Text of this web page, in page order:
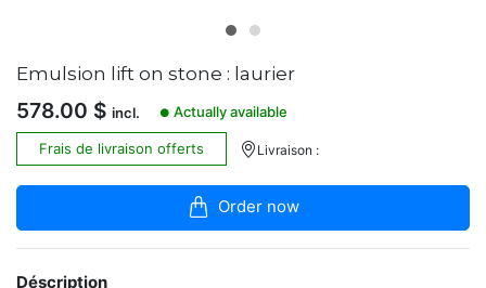
argentique,
réalise
ses
propres
son
labo
Emulsion lift on stone : laurier
578.00 $ incl. ● Actually available
Frais de livraison offerts Livraison :
Order now
Déscription